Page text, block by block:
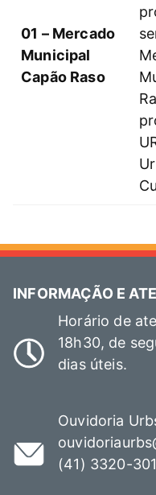
01 – Mercado
Municipal
Capão Raso
INFORMAÇÃO E
Horário de
18h30, de
dias úteis.
Ouvidoria
(41) 3320-